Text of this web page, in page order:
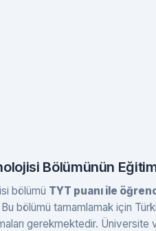
Bölümünün
bölümü TYT puanı ile
Bu bölümü tamamlamak için
gerekmektedir.